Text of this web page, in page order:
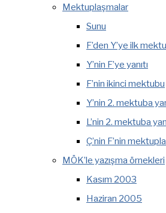
Mektuplaşmalar
Sunu
F’den Y’ye ilk
Y’nin F’ye yanıtı
F’nin ikinci mektubu
Y’nin 2. mektuba
L’nin 2. mektuba
Ç’nin F’nin
MÖK’le yazışma örnekleri
Kasım 2003
Haziran 2005